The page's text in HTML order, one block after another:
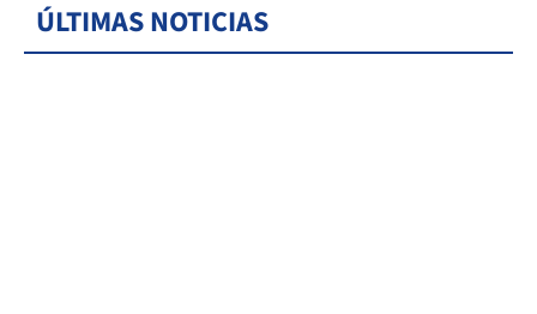
ÚLTIMAS NOTICIAS